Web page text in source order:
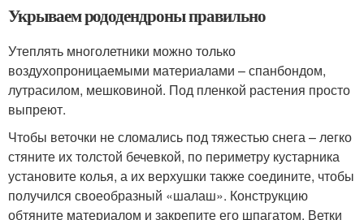
Укрываем рододендроны правильно
Утеплять многолетники можно только
воздухопроницаемыми материалами – спанбондом,
лутрасилом, мешковиной. Под пленкой растения просто
выпреют.
Чтобы веточки не сломались под тяжестью снега – легко
стяните их толстой бечевкой, по периметру кустарника
установите колья, а их верхушки также соедините, чтобы
получился своеобразный «шалаш». Конструкцию
обтяните материалом и закрепите его шпагатом. Ветки